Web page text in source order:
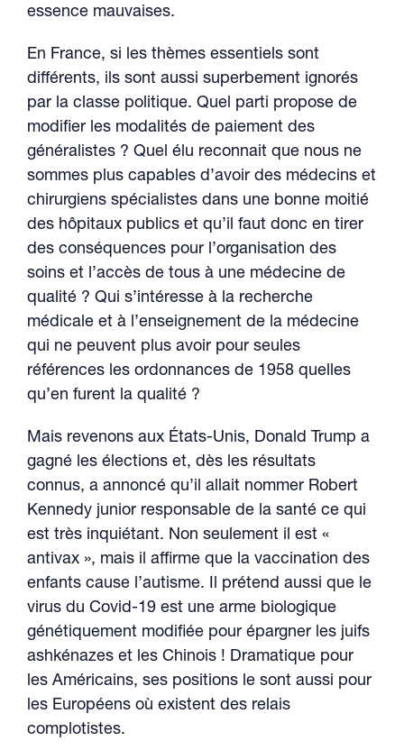
essence mauvaises.
En France, si les thèmes essentiels sont
différents, ils sont aussi superbement ignorés
par la classe politique. Quel parti propose de
modifier les modalités de paiement des
généralistes ? Quel élu reconnait que nous ne
sommes plus capables d’avoir des médecins et
chirurgiens spécialistes dans une bonne moitié
des hôpitaux publics et qu’il faut donc en tirer
des conséquences pour l’organisation des
soins et l’accès de tous à une médecine de
qualité ? Qui s’intéresse à la recherche
médicale et à l’enseignement de la médecine
qui ne peuvent plus avoir pour seules
références les ordonnances de 1958 quelles
qu’en furent la qualité ?
Mais revenons aux États-Unis, Donald Trump a
gagné les élections et, dès les résultats
connus, a annoncé qu’il allait nommer Robert
Kennedy junior responsable de la santé ce qui
est très inquiétant. Non seulement il est «
antivax », mais il affirme que la vaccination des
enfants cause l’autisme. Il prétend aussi que le
virus du Covid-19 est une arme biologique
génétiquement modifiée pour épargner les juifs
ashkénazes et les Chinois ! Dramatique pour
les Américains, ses positions le sont aussi pour
les Européens où existent des relais
complotistes.